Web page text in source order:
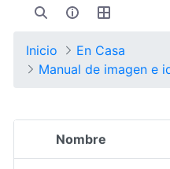
Inicio
En Casa
Selección del elemento
Nombre